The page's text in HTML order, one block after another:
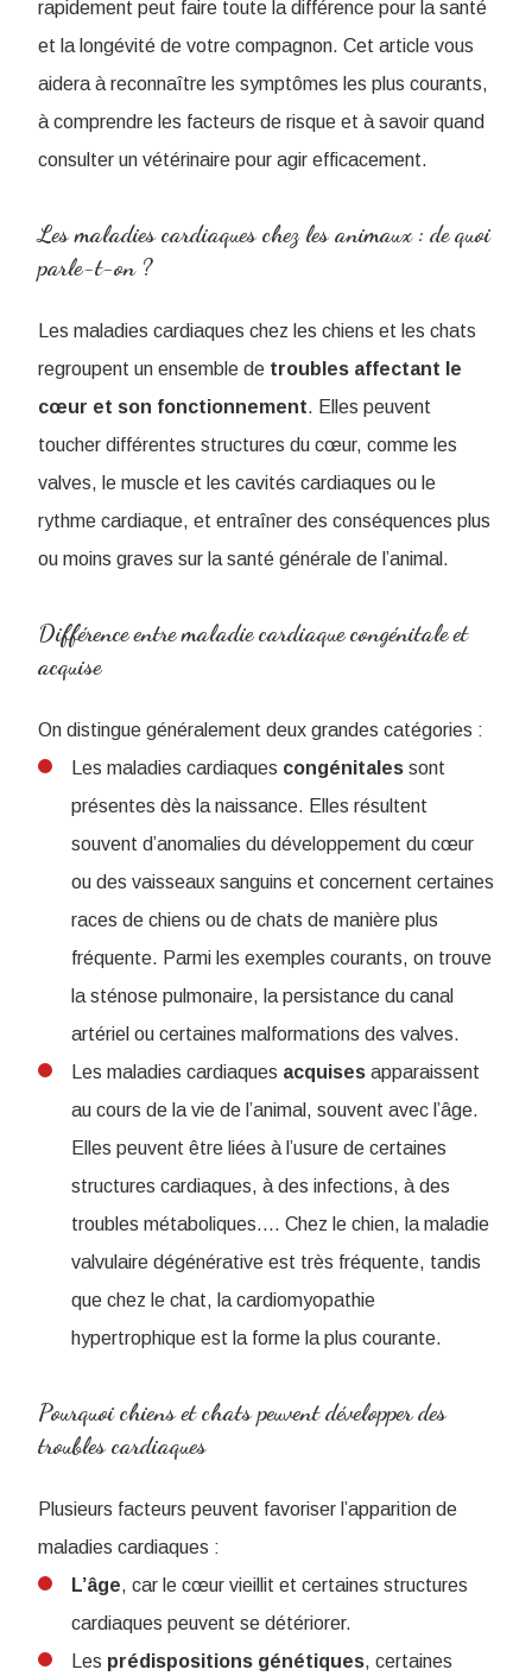
rapidement peut faire toute la différence pour la santé
et la longévité de votre compagnon. Cet article vous
aidera à reconnaître les symptômes les plus courants,
à comprendre les facteurs de risque et à savoir quand
consulter un vétérinaire pour agir efficacement.
Les maladies cardiaques chez les animaux : de quoi
parle-t-on ?
Les maladies cardiaques chez les chiens et les chats
regroupent un ensemble de troubles affectant le
cœur et son fonctionnement. Elles peuvent
toucher différentes structures du cœur, comme les
valves, le muscle et les cavités cardiaques ou le
rythme cardiaque, et entraîner des conséquences plus
ou moins graves sur la santé générale de l’animal.
Différence entre maladie cardiaque congénitale et
acquise
​​On distingue généralement deux grandes catégories :
Les maladies cardiaques congénitales sont
présentes dès la naissance. Elles résultent
souvent d’anomalies du développement du cœur
ou des vaisseaux sanguins et concernent certaines
races de chiens ou de chats de manière plus
fréquente. Parmi les exemples courants, on trouve
la sténose pulmonaire, la persistance du canal
artériel ou certaines malformations des valves.
Les maladies cardiaques acquises apparaissent
au cours de la vie de l’animal, souvent avec l’âge.
Elles peuvent être liées à l’usure de certaines
structures cardiaques, à des infections, à des
troubles métaboliques.... Chez le chien, la maladie
valvulaire dégénérative est très fréquente, tandis
que chez le chat, la cardiomyopathie
hypertrophique est la forme la plus courante.
Pourquoi chiens et chats peuvent développer des
troubles cardiaques
Plusieurs facteurs peuvent favoriser l’apparition de
maladies cardiaques :
L’âge, car le cœur vieillit et certaines structures
cardiaques peuvent se détériorer.
Les prédispositions génétiques, certaines